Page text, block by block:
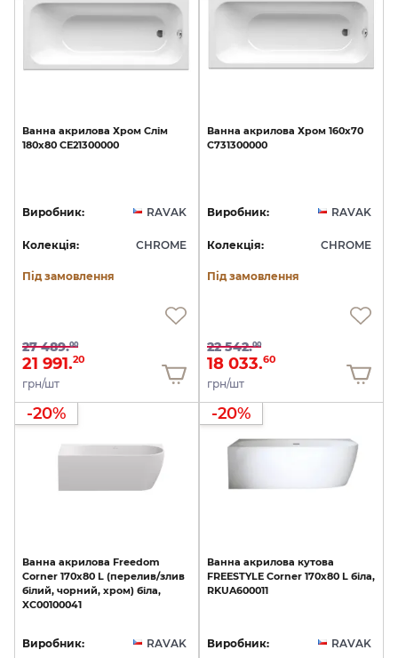
Ванна акрилова Хром Слім
180х80 CE21300000
Виробник: RAVAK
Колекція: CHROME
Під замовлення
27 489.00
21 991.20
грн/шт
Ванна акрилова Хром 160х70
C731300000
Виробник: RAVAK
Колекція: CHROME
Під замовлення
22 542.00
18 033.60
грн/шт
-20%
Ванна акрилова Freedom
Corner 170х80 L (перелив/злив
білий, чорний, хром) біла,
XC00100041
Виробник: RAVAK
-20%
Ванна акрилова кутова
FREESTYLE Corner 170х80 L біла,
RKUA600011
Виробник: RAVAK